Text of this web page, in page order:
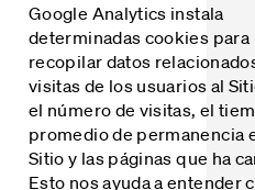
Google Analytics instala
determinadas cookies para
recopilar datos
visitas de los usuarios al
el número de visitas, el
promedio de permanencia
Sitio y las páginas que ha
Esto nos ayuda a entender